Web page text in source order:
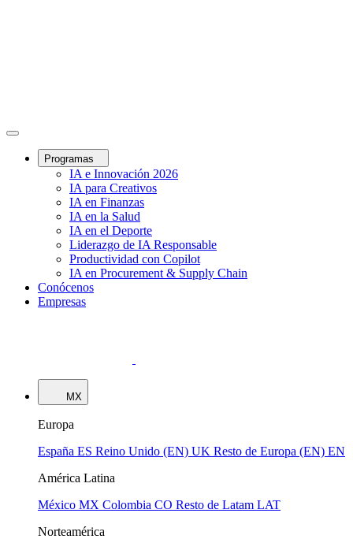
Programas
IA e Innovación 2026
IA para Creativos
IA en Finanzas
IA en la Salud
IA en el Deporte
Liderazgo de IA Responsable
Productividad con Copilot
IA en Procurement & Supply Chain
Conócenos
Empresas
MX
Europa
España ES Reino Unido (EN) UK Resto de Europa (EN) EN
América Latina
México MX Colombia CO Resto de Latam LAT
Norteamérica